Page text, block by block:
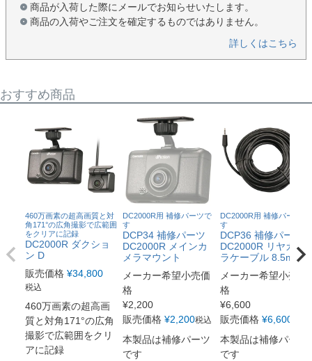
商品が入荷した際にメールでお知らせいたします。
商品の入荷やご注文を確定するものではありません。
詳しくはこちら
おすすめ商品
460万画素の超高画質と対
角171°の広角撮影で広範囲
をクリアに記録
DC2000R ダクショ
ン D
販売価格 ¥34,800
税込
460万画素の超高画
質と対角171°の広角
撮影で広範囲をクリ
アに記録
DC2000R用 補修パーツで
す
DCP34 補修パーツ
DC2000R メインカ
メラマウント
メーカー希望小売価
格
¥2,200
販売価格 ¥2,200税込
本製品は補修パーツ
です
DC2000R用 補修パーツで
す
DCP36 補修パーツ
DC2000R リヤカメ
ラケーブル 8.5m
メーカー希望小売価
格
¥6,600
販売価格 ¥6,600
本製品は補修パーツ
です